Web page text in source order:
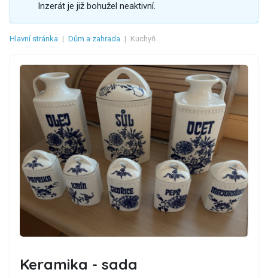
Inzerát je již bohužel neaktivní.
Hlavní stránka | Dům a zahrada | Kuchyň
Keramika - sada